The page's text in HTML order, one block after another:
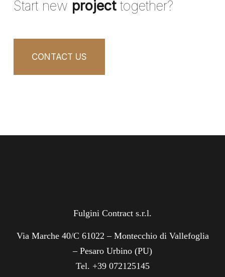
Start new projecttogether?
CONTACT US
Fulgini Contract s.r.l.
Via Marche 40/C 61022 – Montecchio di Vallefoglia
– Pesaro Urbino (PU)
Tel. +39 072125145